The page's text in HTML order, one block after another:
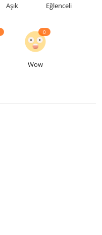
Aşık Eğlenceli
Wow
0